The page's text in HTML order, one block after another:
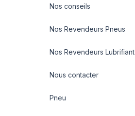
Nos conseils
Nos Revendeurs Pneus
Nos Revendeurs Lubrifiant
Nous contacter
Pneu